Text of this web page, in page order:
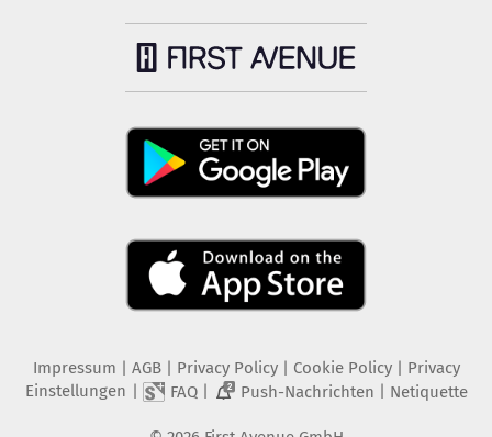
Impressum | AGB | Privacy Policy| Cookie Policy| Privacy
Einstellungen | FAQ| 2 Push-Nachrichten | Netiquette